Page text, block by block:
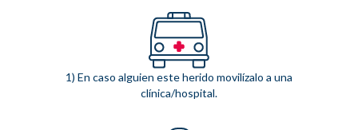
1) En caso alguien este herido movilízalo a una
clínica/hospital.